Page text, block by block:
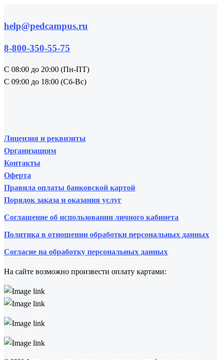
help@pedcampus.ru
8-800-350-55-75
С 08:00 до 20:00 (Пн-ПТ)
С 09:00 до 18:00 (Сб-Вс)
Лицензия и реквизиты
Организациям
Контакты
Оферта
Правила оплаты банковской картой
Порядок заказа и оказания услуг
Соглашение об использовании личного кабинета
Политика в отношении обработки персональных данных
Согласие на обработку персональных данных
На сайте возможно произвести оплату картами: